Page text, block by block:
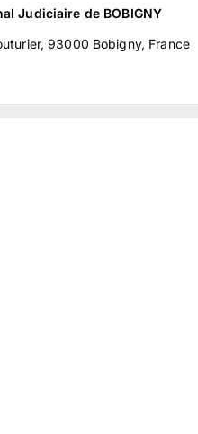
Judiciaire de BOBIGNY
93000 Bobigny, France